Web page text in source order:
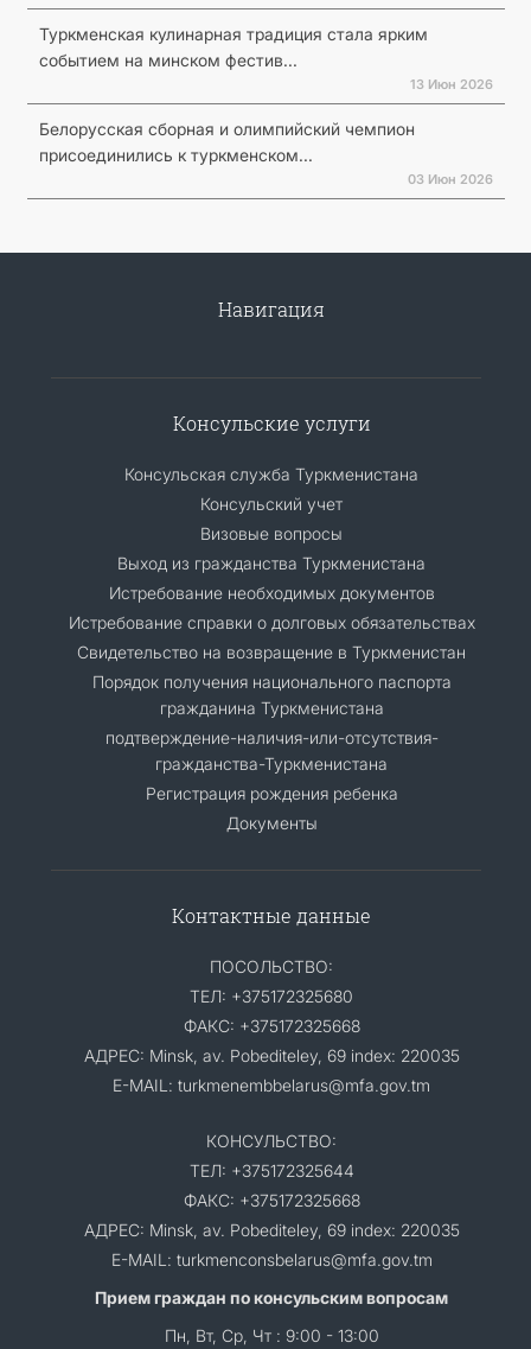
Туркменская кулинарная традиция стала ярким
событием на минском фестив...
13 Июн 2026
Белорусская сборная и олимпийский чемпион
присоединились к туркменском...
03 Июн 2026
Навигация
Консульские услуги
Консульская служба Туркменистана
Консульский учет
Визовые вопросы
Выход из гражданства Туркменистана
Истребование необходимых документов
Истребование справки о долговых обязательствах
Свидетельство на возвращение в Туркменистан
Порядок получения национального паспорта
гражданина Туркменистана
подтверждение-наличия-или-отсутствия-
гражданства-Туркменистана
Регистрация рождения ребенка
Документы
Контактные данные
ПОСОЛЬСТВО:
ТЕЛ: +375172325680
ФАКС: +375172325668
АДРЕС: Minsk, av. Pobediteley, 69 index: 220035
E-MAIL: turkmenembbelarus@mfa.gov.tm
КОНСУЛЬСТВО:
ТЕЛ: +375172325644
ФАКС: +375172325668
АДРЕС: Minsk, av. Pobediteley, 69 index: 220035
E-MAIL: turkmenconsbelarus@mfa.gov.tm
Прием граждан по консульским вопросам
Пн, Вт, Ср, Чт : 9:00 - 13:00